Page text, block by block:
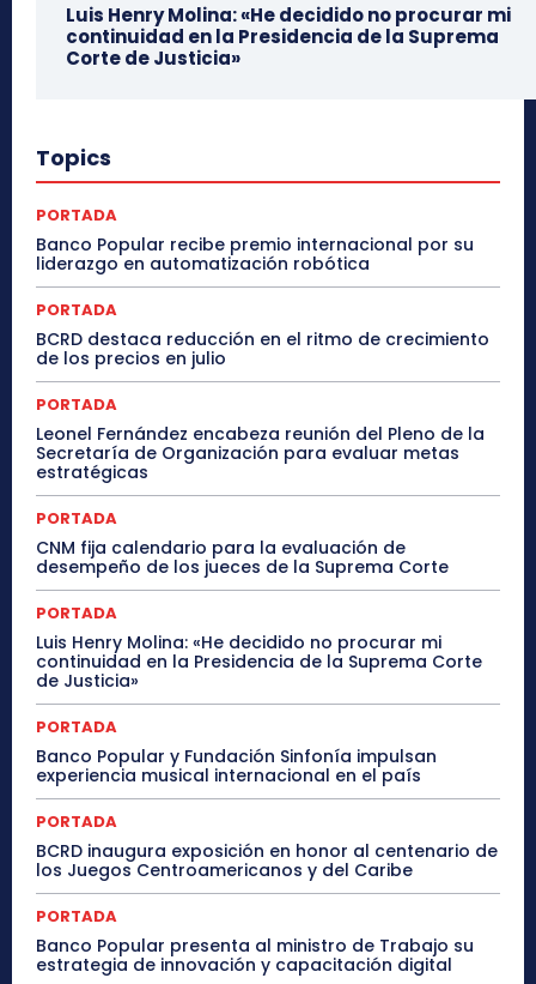
Luis Henry Molina: «He decidido no procurar mi
continuidad en la Presidencia de la Suprema
Corte de Justicia»
Topics
PORTADA
Banco Popular recibe premio internacional por su
liderazgo en automatización robótica
PORTADA
BCRD destaca reducción en el ritmo de crecimiento
de los precios en julio
PORTADA
Leonel Fernández encabeza reunión del Pleno de la
Secretaría de Organización para evaluar metas
estratégicas
PORTADA
CNM fija calendario para la evaluación de
desempeño de los jueces de la Suprema Corte
PORTADA
Luis Henry Molina: «He decidido no procurar mi
continuidad en la Presidencia de la Suprema Corte
de Justicia»
PORTADA
Banco Popular y Fundación Sinfonía impulsan
experiencia musical internacional en el país
PORTADA
BCRD inaugura exposición en honor al centenario de
los Juegos Centroamericanos y del Caribe
PORTADA
Banco Popular presenta al ministro de Trabajo su
estrategia de innovación y capacitación digital